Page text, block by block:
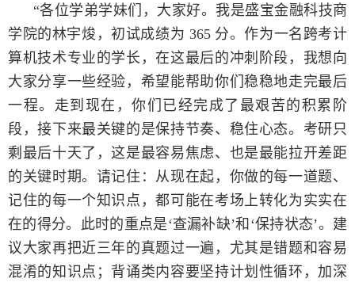
“各位学弟学妹们，大家好。我是盛宝金融科技商
学院的林宇焌，初试成绩为 365 分。作为一名跨考计
算机技术专业的学长，在这最后的冲刺阶段，我想向
大家分享一些经验，希望能帮助你们稳稳地走完最后
一程。走到现在，你们已经完成了最艰苦的积累阶
段，接下来最关键的是保持节奏、稳住心态。考研只
剩最后十天了，这是最容易焦虑、也是最能拉开差距
的关键时期。请记住：从现在起，你做的每一道题、
记住的每一个知识点，都可能在考场上转化为实实在
在的得分。此时的重点是‘查漏补缺’和‘保持状态’。建
议大家再把近三年的真题过一遍，尤其是错题和容易
混淆的知识点；背诵类内容要坚持计划性循环，加深